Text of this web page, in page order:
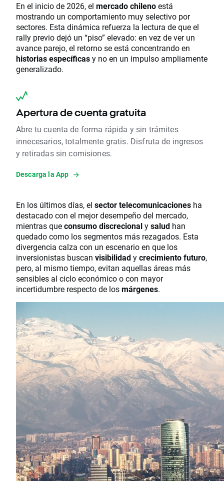
En el inicio de 2026, el mercado chilenoestá
mostrando un comportamiento muy selectivo por
sectores. Esta dinámica refuerza la lectura de que el
rally previo dejó un “piso” elevado: en vez de ver un
avance parejo, el retorno se está concentrando en
historias específicasy no en un impulso ampliamente
generalizado.
Apertura de cuenta gratuita
Abre tu cuenta de forma rápida y sin trámites
innecesarios, totalmente gratis. Disfruta de ingresos
y retiradas sin comisiones.
Descarga la App
En los últimos días, el sector telecomunicaciones ha
destacado con el mejor desempeño del mercado,
mientras queconsumo discrecionalysalud han
quedado como los segmentos más rezagados. Esta
divergencia calza con un escenario en que los
inversionistas buscan visibilidadycrecimiento futuro,
pero, al mismo tiempo, evitan aquellas áreas más
sensibles al ciclo económico o con mayor
incertidumbre respecto de losmárgenes.